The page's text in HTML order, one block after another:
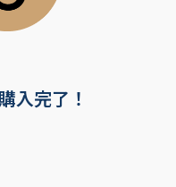
入完了！